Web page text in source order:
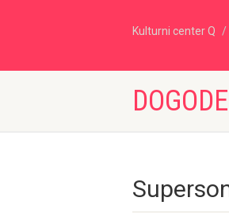
Kulturni center Q